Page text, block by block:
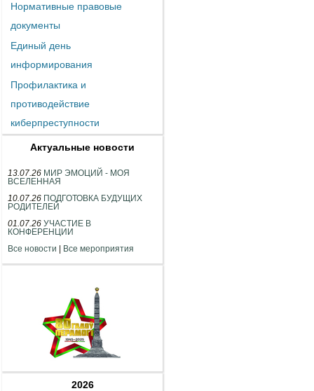
Нормативные правовые
документы
Единый день
информирования
Профилактика и
противодействие
киберпреступности
Актуальные новости
13.07.26 МИР ЭМОЦИЙ - МОЯ
ВСЕЛЕННАЯ
10.07.26 ПОДГОТОВКА БУДУЩИХ
РОДИТЕЛЕЙ
01.07.26 УЧАСТИЕ В
КОНФЕРЕНЦИИ
Все новости
Все мероприятия
2026